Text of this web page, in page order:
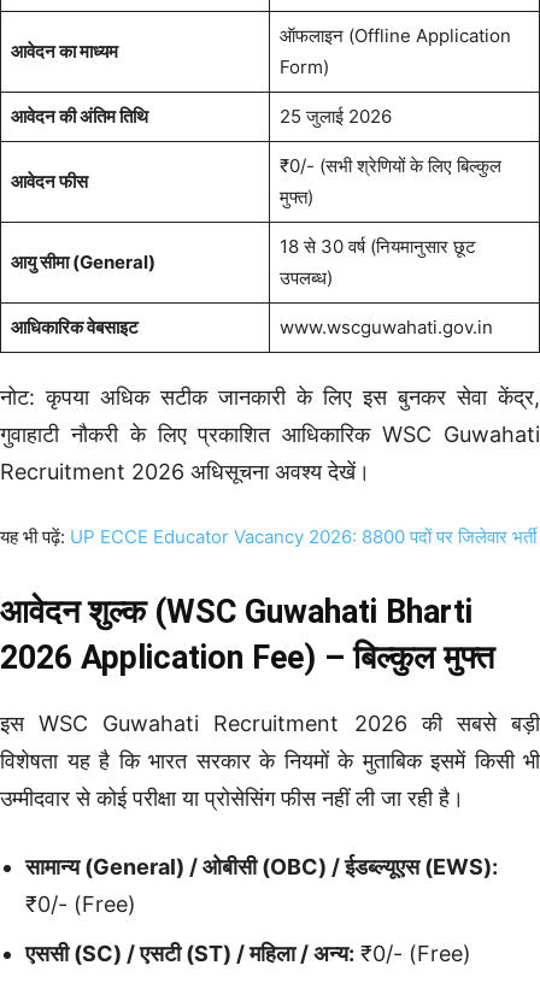
आवेदन का माध्यम
ऑफलाइन (Offline Application
Form)
आवेदन की अंतिम तिथि 25 जुलाई 2026
आवेदन फीस
₹0/- (सभी श्रेणियों के लिए बिल्कुल
मुफ्त)
आयु सीमा (General)
18 से 30 वर्ष (नियमानुसार छूट
उपलब्ध)
आधिकारिक वेबसाइट www.wscguwahati.gov.in
नोट: कृपया अधिक सटीक जानकारी के लिए इस बुनकर सेवा केंद्र,
गुवाहाटी नौकरी के लिए प्रकाशित आधिकारिक WSC Guwahati
Recruitment 2026 अधिसूचना अवश्य देखें।
यह भी पढ़ें: UP ECCE Educator Vacancy 2026: 8800 पदों पर जिलेवार भर्ती
आवेदन शुल्क (WSC Guwahati Bharti
2026 Application Fee) – बिल्कुल मुफ्त
इस WSC Guwahati Recruitment 2026 की सबसे बड़ी
विशेषता यह है कि भारत सरकार के नियमों के मुताबिक इसमें किसी भी
उम्मीदवार से कोई परीक्षा या प्रोसेसिंग फीस नहीं ली जा रही है।
सामान्य (General) / ओबीसी (OBC) / ईडब्ल्यूएस (EWS):
₹0/- (Free)
एससी (SC) / एसटी (ST) / महिला / अन्य: ₹0/- (Free)